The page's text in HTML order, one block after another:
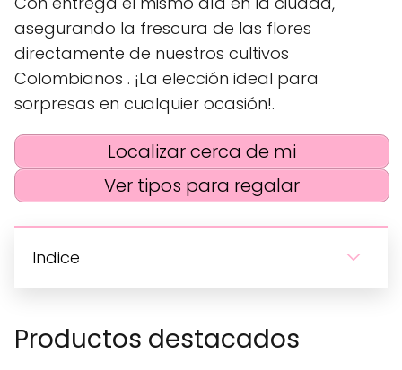
asegurando la frescura de las flores
directamente de nuestros cultivos
Colombianos . ¡La elección ideal para
sorpresas en cualquier ocasión!.
Localizar cerca de mi
Ver tipos para regalar
Indice
Productos destacados